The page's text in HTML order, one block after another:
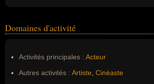
Domaines d'activité
Activités principales : Acteur
Autres activités : Artiste Cinéaste